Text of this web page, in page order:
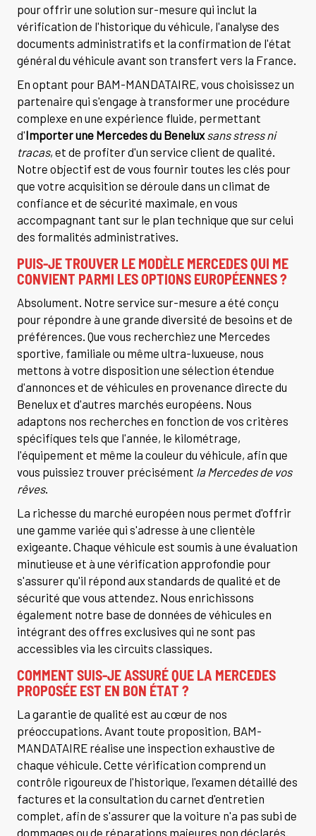
pour offrir une solution sur-mesure qui inclut la
vérification de l'historique du véhicule, l'analyse des
documents administratifs et la confirmation de l'état
général du véhicule avant son transfert vers la France.
En optant pour BAM-MANDATAIRE, vous choisissez un
partenaire qui s'engage à transformer une procédure
complexe en une expérience fluide, permettant
d'Importer une Mercedes du Benelux sans stress ni
tracas, et de profiter d'un service client de qualité.
Notre objectif est de vous fournir toutes les clés pour
que votre acquisition se déroule dans un climat de
confiance et de sécurité maximale, en vous
accompagnant tant sur le plan technique que sur celui
des formalités administratives.
PUIS-JE TROUVER LE MODÈLE MERCEDES QUI ME
CONVIENT PARMI LES OPTIONS EUROPÉENNES ?
Absolument. Notre service sur-mesure a été conçu
pour répondre à une grande diversité de besoins et de
préférences. Que vous recherchiez une Mercedes
sportive, familiale ou même ultra-luxueuse, nous
mettons à votre disposition une sélection étendue
d'annonces et de véhicules en provenance directe du
Benelux et d'autres marchés européens. Nous
adaptons nos recherches en fonction de vos critères
spécifiques tels que l'année, le kilométrage,
l'équipement et même la couleur du véhicule, afin que
vous puissiez trouver précisément la Mercedes de vos
rêves.
La richesse du marché européen nous permet d'offrir
une gamme variée qui s'adresse à une clientèle
exigeante. Chaque véhicule est soumis à une évaluation
minutieuse et à une vérification approfondie pour
s'assurer qu'il répond aux standards de qualité et de
sécurité que vous attendez. Nous enrichissons
également notre base de données de véhicules en
intégrant des offres exclusives qui ne sont pas
accessibles via les circuits classiques.
COMMENT SUIS-JE ASSURÉ QUE LA MERCEDES
PROPOSÉE EST EN BON ÉTAT ?
La garantie de qualité est au cœur de nos
préoccupations. Avant toute proposition, BAM-
MANDATAIRE réalise une inspection exhaustive de
chaque véhicule. Cette vérification comprend un
contrôle rigoureux de l'historique, l'examen détaillé des
factures et la consultation du carnet d'entretien
complet, afin de s'assurer que la voiture n'a pas subi de
dommages ou de réparations majeures non déclarés.